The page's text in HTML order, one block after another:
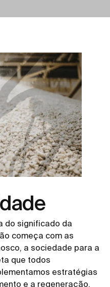
do significado da
começa com as
a sociedade para a
que todos
estratégias
e a regeneração,